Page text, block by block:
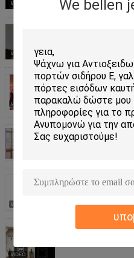
We bellen
Εσωτερικοί
θερμότητα -
αποταμίευση
Τυφλοί
σχεδίων
5mm
γυαλιού
Οπτικό γυαλί
διακοσμητικό,
γυαλιού